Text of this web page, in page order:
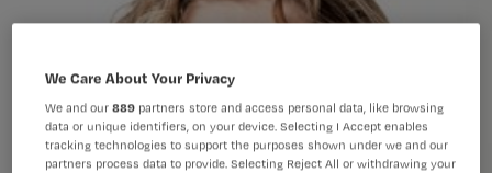
We Care About Your Privacy
We and our889 partners store and access personal data, like browsing
data or unique identifiers, on your device. Selecting I Accept enables
tracking technologies to support the purposes shown under we and our
partners process data to provide. Selecting Reject All or withdrawing your